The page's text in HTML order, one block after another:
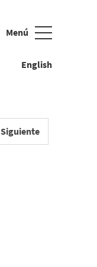
Menú
English
Cerrar
Siguiente